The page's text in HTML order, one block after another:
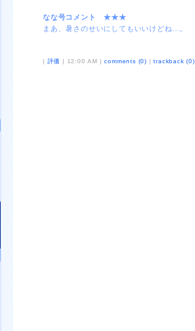
なな号コメント ★★★
まあ、暑さのせいにしてもいいけどね…。
| 評価 | 12:00 AM |comments (0) |trackback (0)